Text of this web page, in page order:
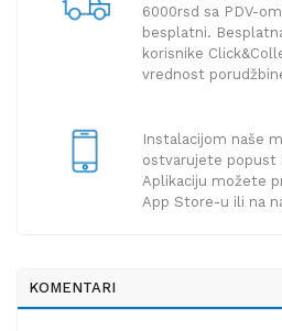
6000rsd sa PDV-
besplatni.
korisnike
vrednost
Instalacijom naše
ostvarujete popust
Aplikaciju možete
App Store-u ili na
KOMENTARI